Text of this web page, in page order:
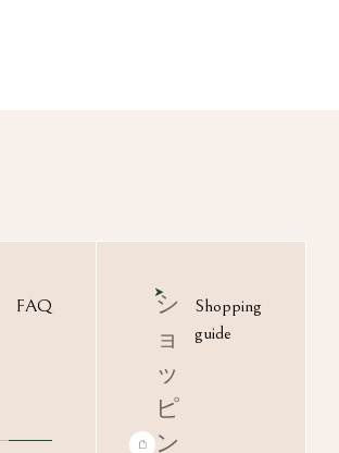
FAQ
シ
ョ
ッ
ピ
ン
Shopping
guide